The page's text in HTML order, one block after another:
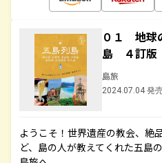
０１ 地球
島 ４訂版
島旅
2024.07.04 発
ようこそ！世界遺産の教会、絶
ど、島の人が教えてくれた五島